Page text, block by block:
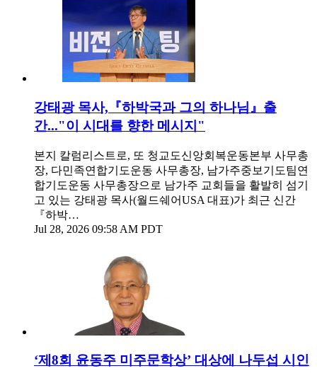
강태광 목사,『하박국과 그의 하나님』출
간..."이 시대를 향한 메시지"
본지 칼럼리스트로, 또 청교도신앙회복운동본부 사무총
장, 다민족연합기도운동 사무총장, 남가주중보기도팀연
합기도운동 사무총장으로 남가주 교회들을 활발히 섬기
고 있는 강태광 목사(월드쉐어USA 대표)가 최근 신간
『하박…
Jul 28, 2026 09:58 AM PDT
‘제8회 윤동주 미주문학상’ 대상에 나두섭 시인